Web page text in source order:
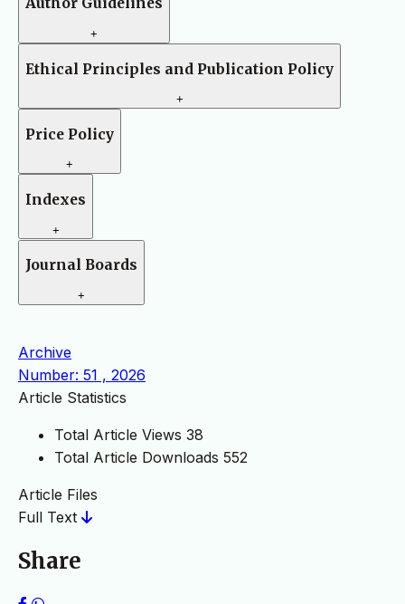
Author Guidelines
+
Ethical Principles and Publication Policy
+
Price Policy
+
Indexes
+
Journal Boards
+
Archive
Number: 51 , 2026
Article Statistics
Total Article Views 38
Total Article Downloads 552
Article Files
Full Text
Share